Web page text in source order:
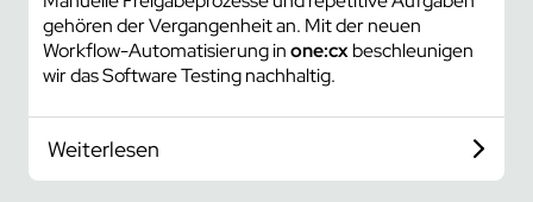
gehören der Vergangenheit an. Mit der neuen
Workflow-Automatisierung inone:cxbeschleunigen
wir das Software Testing nachhaltig.
Weiterlesen